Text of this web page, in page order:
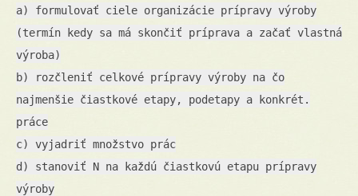
a) formulovať ciele organizácie prípravy výroby
(termín kedy sa má skončiť príprava a začať vlastná
výroba)
b) rozčleniť celkové prípravy výroby na čo
najmenšie čiastkové etapy, podetapy a konkrét.
práce
c) vyjadriť množstvo prác
d) stanoviť N na každú čiastkovú etapu prípravy
výroby